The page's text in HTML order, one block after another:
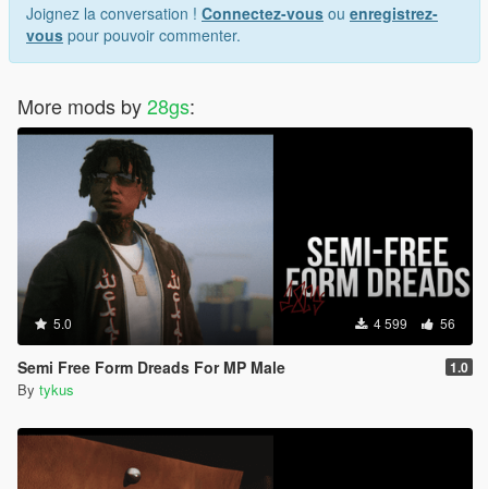
Joignez la conversation ! Connectez-vous ou enregistrez-
vous pour pouvoir commenter.
More mods by28gs:
5.0 4 599 56
Semi Free Form Dreads For MP Male 1.0
By tykus